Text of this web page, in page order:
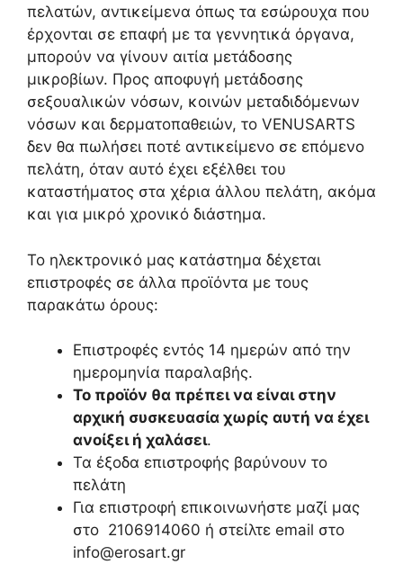
πελατών, αντικείμενα όπως τα εσώρουχα που
έρχονται σε επαφή με τα γεννητικά όργανα,
μπορούν να γίνουν αιτία μετάδοσης
μικροβίων. Προς αποφυγή μετάδοσης
σεξουαλικών νόσων, κοινών μεταδιδόμενων
νόσων και δερματοπαθειών, το VENUSARTS
δεν θα πωλήσει ποτέ αντικείμενο σε επόμενο
πελάτη, όταν αυτό έχει εξέλθει του
καταστήματος στα χέρια άλλου πελάτη, ακόμα
και για μικρό χρονικό διάστημα.
To ηλεκτρονικό μας κατάστημα δέχεται
επιστροφές σε άλλα προϊόντα με τους
παρακάτω όρους:
Επιστροφές εντός 14 ημερών από την
ημερομηνία παραλαβής.
Το προϊόν θα πρέπει να είναι στην
αρχική συσκευασία χωρίς αυτή να έχει
ανοίξει ή χαλάσει.
Τα έξοδα επιστροφής βαρύνουν το
πελάτη
Για επιστροφή επικοινωνήστε μαζί μας
στο 2106914060 ή στείλτε email στο
info@erosart.gr